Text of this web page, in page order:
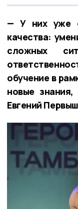
— У них уже
качества:
сложных
обучение в
новые
Евгений